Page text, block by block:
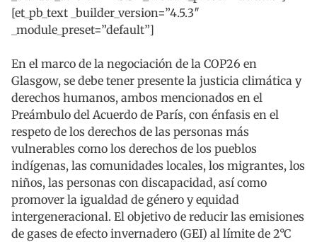
[et_pb_text _builder_version=”4.5.3″
_module_preset=”default”]
En el marco de la negociación de la COP26 en
Glasgow, se debe tener presente la justicia climática y
derechos humanos, ambos mencionados en el
Preámbulo del Acuerdo de París, con énfasis en el
respeto de los derechos de las personas más
vulnerables como los derechos de los pueblos
indígenas, las comunidades locales, los migrantes, los
niños, las personas con discapacidad, así como
promover la igualdad de género y equidad
intergeneracional. El objetivo de reducir las emisiones
de gases de efecto invernadero (GEI) al límite de 2°C